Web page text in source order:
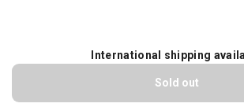
International shipping
Sold out